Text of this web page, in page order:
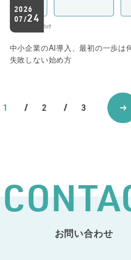
2026
07/24
中小企業のAI導入、最初の一歩は
失敗しない始め方
1 2 3 →
お問い合わせ